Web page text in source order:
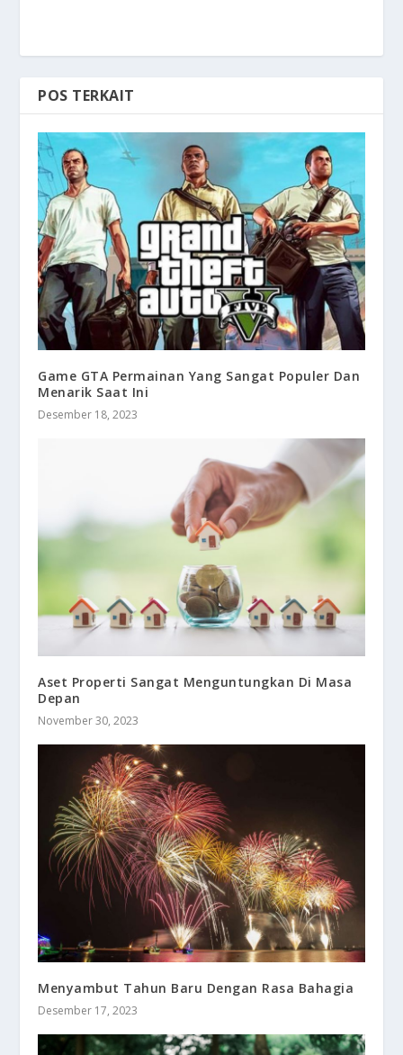
POS TERKAIT
Game GTA Permainan Yang Sangat Populer Dan
Menarik Saat Ini
Desember 18, 2023
Aset Properti Sangat Menguntungkan Di Masa
Depan
November 30, 2023
Menyambut Tahun Baru Dengan Rasa Bahagia
Desember 17, 2023